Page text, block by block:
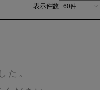
表示件数
た。